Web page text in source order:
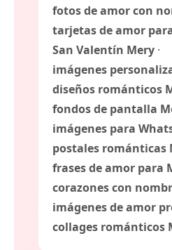
fotos de amor con
tarjetas de amor
San Valentín Mery ·
imágenes
diseños románticos
fondos de pantalla
imágenes para
postales románticas
frases de amor para
corazones con
imágenes de amor
collages románticos